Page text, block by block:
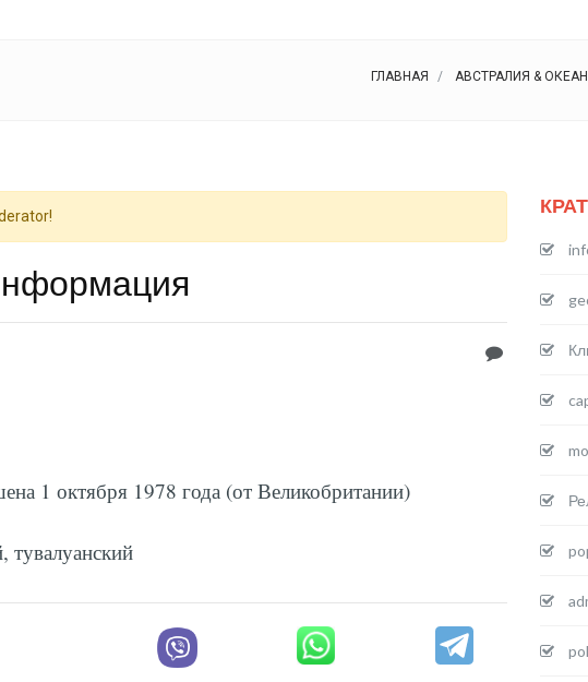
ГЛАВНАЯ АВСТРАЛИЯ &
1 октября 1978 года (от Великобритании)
тувалуанский